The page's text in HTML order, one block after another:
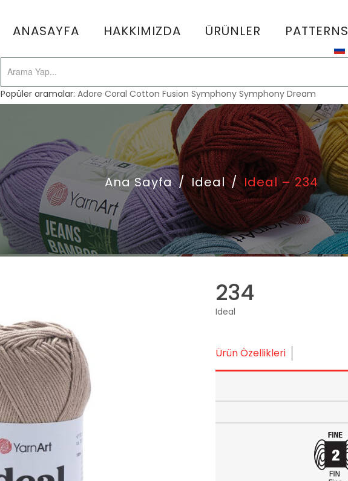
ANASAYFA HAKKIMIZDA ÜRÜNLER PATTERNS
Popüler aramalar:Adore Coral Cotton Fusion Symphony Symphony Dream
Ana Sayfa / Ideal / Ideal – 234
234
Ideal
Ürün Özellikleri